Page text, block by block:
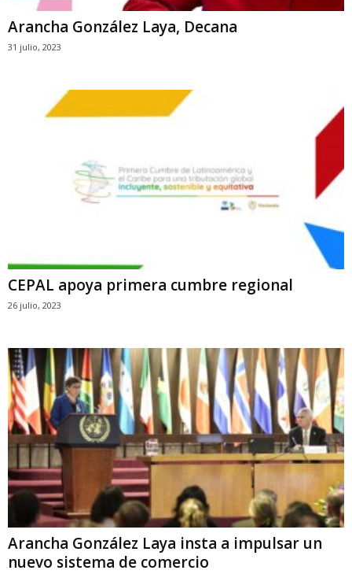
Arancha González Laya, Decana
31 julio, 2023
CEPAL apoya primera cumbre regional
26 julio, 2023
Arancha González Laya insta a impulsar un
nuevo sistema de comercio